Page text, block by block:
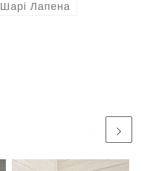
Шарі Лапена